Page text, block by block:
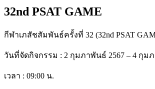
32nd PSAT GAME
กีฬาเภสัชสัมพันธ์ครั้งที่ 32 (32nd PSAT
วันที่จัดกิจกรรม : 2 กุมภาพันธ์ 2567 – 4 กุม
เวลา : 09:00 น.